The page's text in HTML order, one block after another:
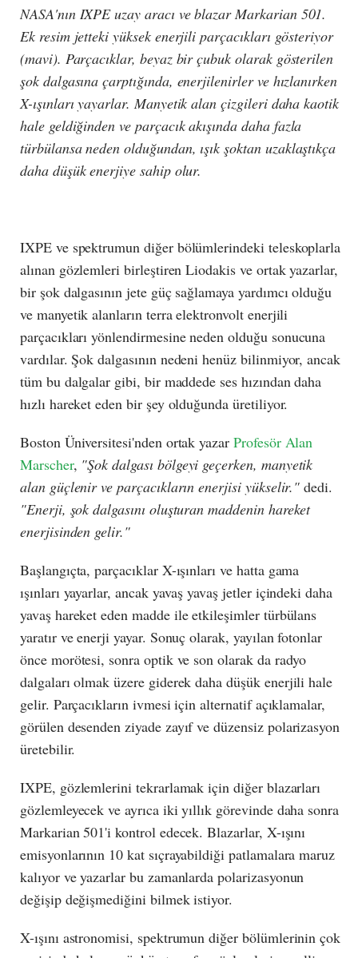
NASA'nın IXPE uzay aracı ve blazar Markarian 501.
Ek resim jetteki yüksek enerjili parçacıkları gösteriyor
(mavi). Parçacıklar, beyaz bir çubuk olarak gösterilen
şok dalgasına çarptığında, enerjilenirler ve hızlanırken
X-ışınları yayarlar. Manyetik alan çizgileri daha kaotik
hale geldiğinden ve parçacık akışında daha fazla
türbülansa neden olduğundan, ışık şoktan uzaklaştıkça
daha düşük enerjiye sahip olur.
IXPE ve spektrumun diğer bölümlerindeki teleskoplarla
alınan gözlemleri birleştiren Liodakis ve ortak yazarlar,
bir şok dalgasının jete güç sağlamaya yardımcı olduğu
ve manyetik alanların terra elektronvolt enerjili
parçacıkları yönlendirmesine neden olduğu sonucuna
vardılar. Şok dalgasının nedeni henüz bilinmiyor, ancak
tüm bu dalgalar gibi, bir maddede ses hızından daha
hızlı hareket eden bir şey olduğunda üretiliyor.
Boston Üniversitesi'nden ortak yazarProfesör Alan
Marscher, "Şok dalgası bölgeyi geçerken, manyetik
alan güçlenir ve parçacıkların enerjisi yükselir." dedi.
"Enerji, şok dalgasını oluşturan maddenin hareket
enerjisinden gelir."
Başlangıçta, parçacıklar X-ışınları ve hatta gama
ışınları yayarlar, ancak yavaş yavaş jetler içindeki daha
yavaş hareket eden madde ile etkileşimler türbülans
yaratır ve enerji yayar. Sonuç olarak, yayılan fotonlar
önce morötesi, sonra optik ve son olarak da radyo
dalgaları olmak üzere giderek daha düşük enerjili hale
gelir. Parçacıkların ivmesi için alternatif açıklamalar,
görülen desenden ziyade zayıf ve düzensiz polarizasyon
üretebilir.
IXPE, gözlemlerini tekrarlamak için diğer blazarları
gözlemleyecek ve ayrıca iki yıllık görevinde daha sonra
Markarian 501'i kontrol edecek. Blazarlar, X-ışını
emisyonlarının 10 kat sıçrayabildiği patlamalara maruz
kalıyor ve yazarlar bu zamanlarda polarizasyonun
değişip değişmediğini bilmek istiyor.
X-ışını astronomisi, spektrumun diğer bölümlerinin çok